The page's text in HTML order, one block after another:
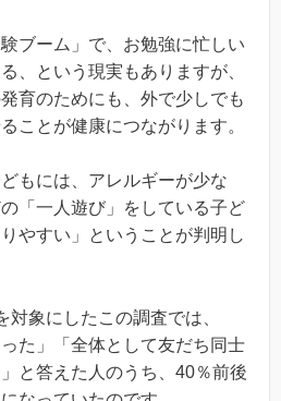
ブーム」で、お勉強に忙しい
、という現実もありますが、
育のためにも、外で少しでも
ことが健康につながります。
もには、アレルギーが少な
「一人遊び」をしている子ど
やすい」ということが判明し
象にしたこの調査では、
た」「全体として友だち同士
と答えた人のうち、40％前後